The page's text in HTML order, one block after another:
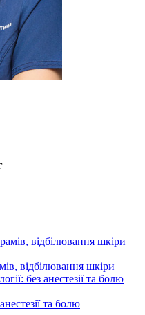
відбілювання шкіри
та болю